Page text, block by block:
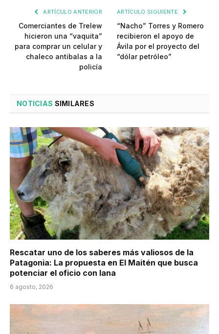
ARTÍCULO ANTERIOR
Comerciantes de Trelew
hicieron una “vaquita”
para comprar un celular y
chaleco antibalas a la
policía
ARTÍCULO SIGUIENTE
“Nacho” Torres y Romero
recibieron el apoyo de
Ávila por el proyecto del
“dólar petróleo”
NOTICIAS SIMILARES
Rescatar uno de los saberes más valiosos de la
Patagonia: La propuesta en El Maitén que busca
potenciar el oficio con lana
6 agosto, 2026